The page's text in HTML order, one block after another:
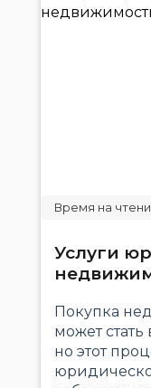
Услуги
Покупка
может
но этот